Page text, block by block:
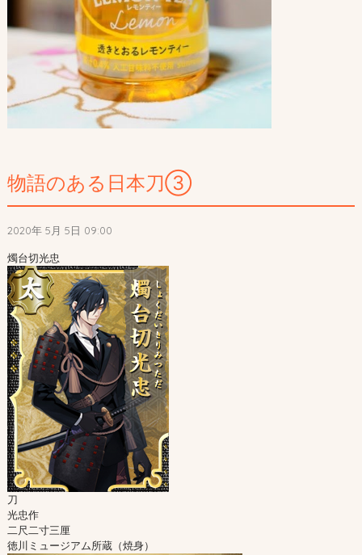
物語のある日本刀③
2020年 5月 5日 09:00
刀
光忠作
二尺二寸三厘